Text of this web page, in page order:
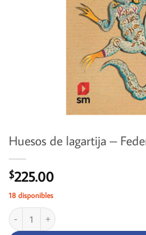
Huesos de lagartija –
$225.00
18 disponibles
Huesos de lagartija - Federico Navarrete